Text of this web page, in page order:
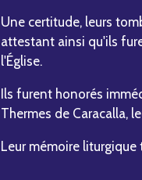
Une certitude, leurs
attestant ainsi qu'ils
l'Église.
Ils furent honorés
Thermes de Caracalla,
Leur mémoire